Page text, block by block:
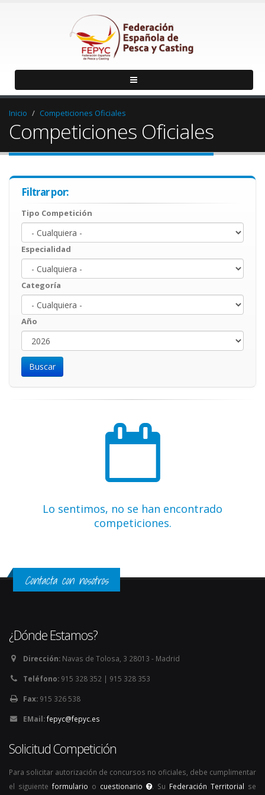
Inicio Competiciones Oficiales
Competiciones Oficiales
Filtrar por:
Tipo Competición
Especialidad
Categoría
Año
Año
Year
Lo sentimos, no se han encontrado
competiciones.
Contacta con nosotros
¿Dónde Estamos?
Dirección: Navas de Tolosa, 3 28013 - Madrid
Teléfono: 915 328 352 | 915 328 353
Fax: 915 326 538
EMail:fepyc@fepyc.es
Solicitud Competición
Para solicitar autorización de concursos no oficiales, debe cumplimentar
el siguiente formulario o cuestionario . Su Federación Territorial se